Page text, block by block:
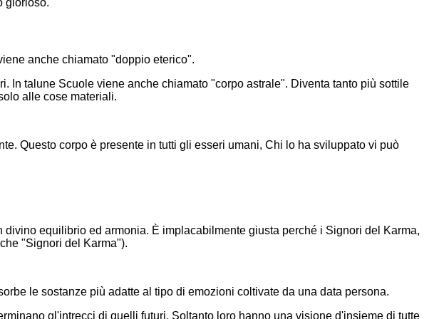
glorioso.
anche chiamato "doppio eterico".
In talune Scuole viene anche chiamato "corpo astrale". Diventa tanto più sottile
alle cose materiali.
Questo corpo è presente in tutti gli esseri umani, Chi lo ha sviluppato vi può
equilibrio ed armonia. È implacabilmente giusta perché i Signori del Karma,
"Signori del Karma").
le sostanze più adatte al tipo di emozioni coltivate da una data persona.
gl'intrecci di quelli futuri. Soltanto loro hanno una visione d'insieme di tutte